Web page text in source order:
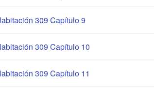
309 Capítulo 9
309 Capítulo 10
309 Capítulo 11